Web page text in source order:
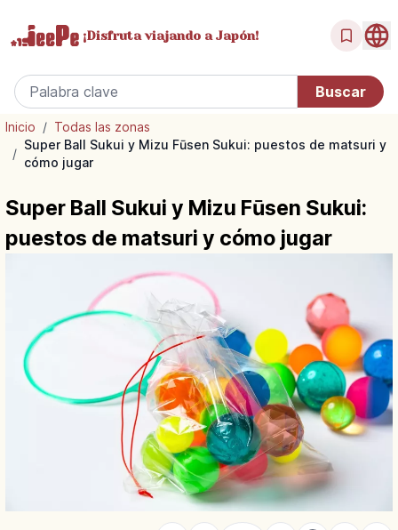
¡Disfrutaviajando a Japón!
Inicio / Todas las zonas
/
Super Ball Sukui y Mizu Fūsen Sukui: puestos de matsuri y
cómo jugar
Super Ball Sukui y Mizu Fūsen Sukui:
puestos de matsuri y cómo jugar